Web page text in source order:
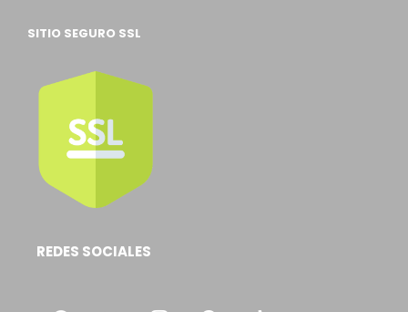
SITIO SEGURO SSL
REDES SOCIALES